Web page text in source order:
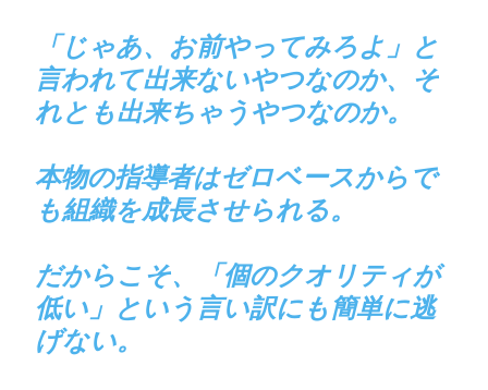
「じゃあ、お前やってみろよ」と
言われて出来ないやつなのか、そ
れとも出来ちゃうやつなのか。
本物の指導者はゼロベースからで
も組織を成長させられる。
だからこそ、「個のクオリティが
低い」という言い訳にも簡単に逃
げない。